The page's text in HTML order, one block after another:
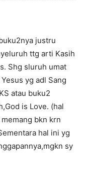
justru
ttg arti Kasih
Shg sluruh umat
yg adl Sang
atau buku2
is Love. (hal
bkn krn
hal ini yg
sy